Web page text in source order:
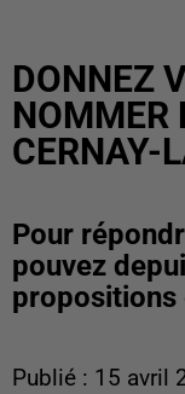
DONNEZ
NOMMER
CERNAY-
Pour
pouvez
propositions
Publié : 15 avril